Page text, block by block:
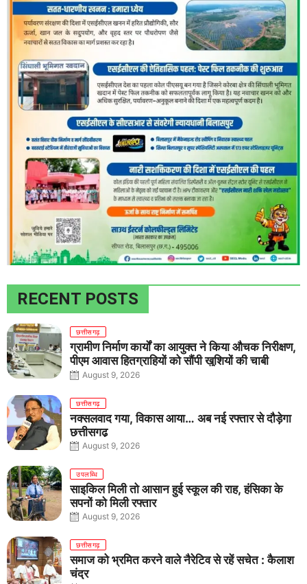
RECENT POSTS
छत्तीसगढ़
ग्रामीण निर्माण कार्यों का आयुक्त ने किया औचक निरीक्षण,
पीएम आवास हितग्राहियों को सौंपी खुशियों की चाबी
August 9, 2026
छत्तीसगढ़
नक्सलवाद गया, विकास आया… अब नई रफ्तार से दौड़ेगा
छत्तीसगढ़
August 9, 2026
उपलब्धि
साइकिल मिली तो आसान हुई स्कूल की राह, हंसिका के
सपनों को मिली रफ्तार
August 9, 2026
छत्तीसगढ़
समाज को भ्रमित करने वाले नैरेटिव से रहें सचेत : कैलाश
चंद्र